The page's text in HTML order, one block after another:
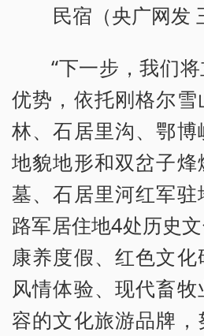
民宿（央广网发
“下一步，我们
优势，依托刚格尔
林、石居里沟、鄂
地貌地形和双岔子
墓、石居里河红军
路军居住地4处历史
康养度假、红色文
风情体验、现代畜
容的文化旅游品牌